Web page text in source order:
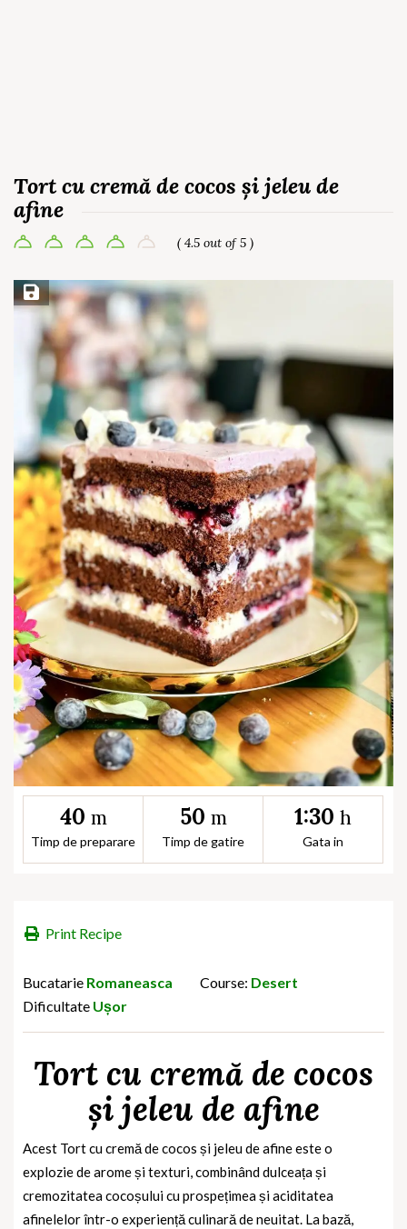
Tort cu cremă de cocos și jeleu de
afine
( 4.5 out of 5 )
Save Recipe
40 m
Timp de preparare
50 m
Timp de gatire
1:30 h
Gata in
Print Recipe
Bucatarie Romaneasca Course: Desert
Dificultate Ușor
Tort cu cremă de cocos
și jeleu de afine
Acest Tort cu cremă de cocos și jeleu de afine este o
explozie de arome și texturi, combinând dulceața și
cremozitatea cocoșului cu prospețimea și aciditatea
afinelelor într-o experiență culinară de neuitat. La bază,